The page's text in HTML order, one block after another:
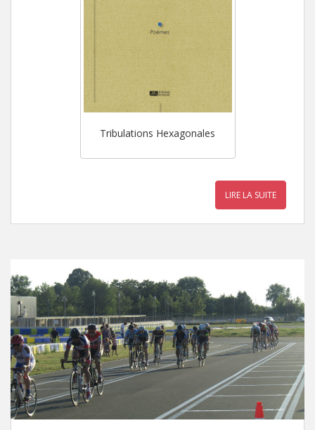
Tribulations Hexagonales
LIRE LA SUITE